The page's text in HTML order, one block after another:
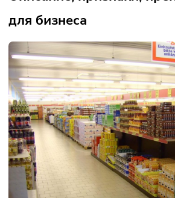
Популярные дискаунтеры в
развития бизнеса
Описание, признаки,
для бизнеса